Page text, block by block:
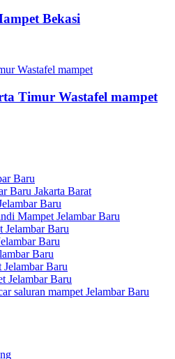
Bekasi
Timur Wastafel mampet
Baru
Baru Jakarta Barat
Baru
Mampet Jelambar Baru
Jelambar Baru
Baru
Baru
Jelambar Baru
Jelambar Baru
saluran mampet Jelambar Baru